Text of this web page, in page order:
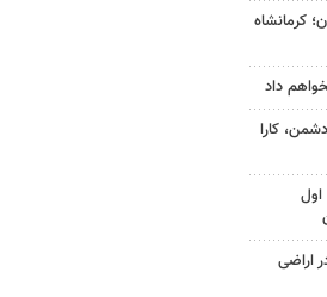
کرمانشاه
داد
کارا
اول
در اراضی